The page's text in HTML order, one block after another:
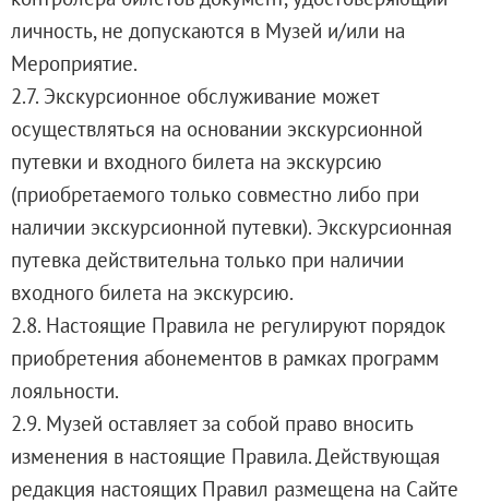
Нумизматика
Гравюра
Рисунок
Декоративно-прикладное искусство
Народное искусство
Искусство новейших течений
Архив изображений
Современная фотография
Дар Петера и Ирене Людвиг
Образование и наука
Молодёжный совет
Научные каталоги собрания
Научные сборники
Буклеты
личность, не допускаются в Музей и/или на
Мероприятие.
2.7. Экскурсионное обслуживание может
осуществляться на основании экскурсионной
путевки и входного билета на экскурсию
(приобретаемого только совместно либо при
наличии экскурсионной путевки). Экскурсионная
путевка действительна только при наличии
входного билета на экскурсию.
2.8. Настоящие Правила не регулируют порядок
приобретения абонементов в рамках программ
лояльности.
2.9. Музей оставляет за собой право вносить
изменения в настоящие Правила. Действующая
редакция настоящих Правил размещена на Сайте